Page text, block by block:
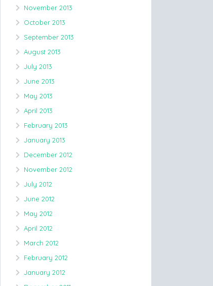
November 2013
October 2013
September 2013
August 2013
July 2013
June 2013
May 2013
April 2013
February 2013
January 2013
December 2012
November 2012
July 2012
June 2012
May 2012
April 2012
March 2012
February 2012
January 2012